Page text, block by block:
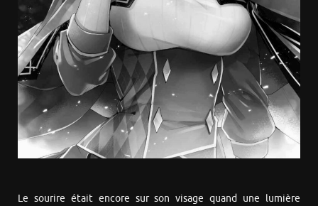
Le sourire était encore sur son visage quand une lumière